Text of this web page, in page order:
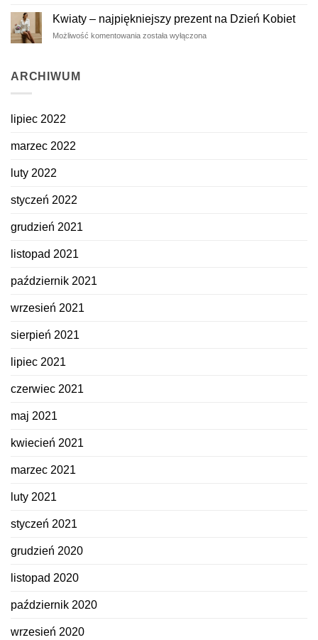
na
ukochanej
z
okazji
Kwiaty – najpiękniejszy prezent na Dzień Kobiet
Możliwość komentowania Kwiaty
została wyłączona
ARCHIWUM
lipiec 2022
marzec 2022
luty 2022
styczeń 2022
grudzień 2021
listopad 2021
październik 2021
wrzesień 2021
sierpień 2021
lipiec 2021
czerwiec 2021
maj 2021
kwiecień 2021
marzec 2021
luty 2021
styczeń 2021
grudzień 2020
listopad 2020
październik 2020
wrzesień 2020